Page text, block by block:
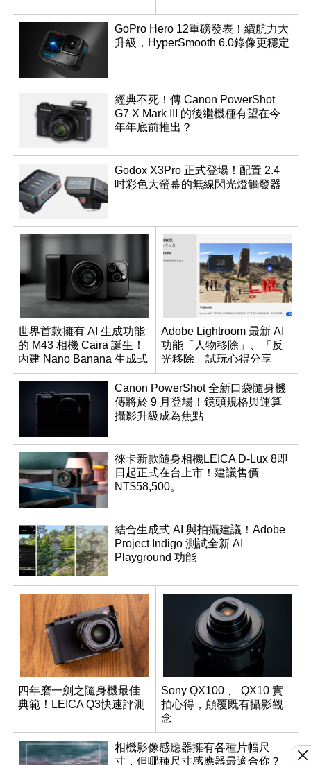
GoPro Hero 12重磅發表！續航力大
升級，HyperSmooth 6.0錄像更穩定
經典不死！傳 Canon PowerShot
G7 X Mark III 的後繼機種有望在今
年年底前推出？
Godox X3Pro 正式登場！配置 2.4
吋彩色大螢幕的無線閃光燈觸發器
世界首款擁有 AI 生成功能
的 M43 相機 Caira 誕生！
內建 Nano Banana 生成式
AI
Adobe Lightroom 最新 AI
功能「人物移除」、「反
光移除」試玩心得分享
Canon PowerShot 全新口袋隨身機
傳將於 9 月登場！鏡頭規格與運算
攝影升級成為焦點
徠卡新款隨身相機LEICA D-Lux 8即
日起正式在台上市！建議售價
NT$58,500。
結合生成式 AI 與拍攝建議！Adobe
Project Indigo 測試全新 AI
Playground 功能
四年磨一劍之隨身機最佳
典範！LEICA Q3快速評測
Sony QX100 、 QX10 實
拍心得，顛覆既有攝影觀
念
相機影像感應器擁有各種片幅尺
寸，但哪種尺寸感應器最適合你？